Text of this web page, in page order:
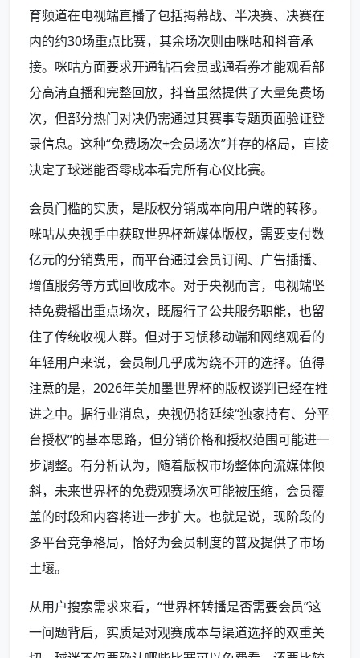
育频道在电视端直播了包括揭幕战、半决赛、决赛在
内的约30场重点比赛，其余场次则由咪咕和抖音承
接。咪咕方面要求开通钻石会员或通看券才能观看部
分高清直播和完整回放，抖音虽然提供了大量免费场
次，但部分热门对决仍需通过其赛事专题页面验证登
录信息。这种“免费场次+会员场次”并存的格局，直接
决定了球迷能否零成本看完所有心仪比赛。
会员门槛的实质，是版权分销成本向用户端的转移。
咪咕从央视手中获取世界杯新媒体版权，需要支付数
亿元的分销费用，而平台通过会员订阅、广告插播、
增值服务等方式回收成本。对于央视而言，电视端坚
持免费播出重点场次，既履行了公共服务职能，也留
住了传统收视人群。但对于习惯移动端和网络观看的
年轻用户来说，会员制几乎成为绕不开的选择。值得
注意的是，2026年美加墨世界杯的版权谈判已经在推
进之中。据行业消息，央视仍将延续“独家持有、分平
台授权”的基本思路，但分销价格和授权范围可能进一
步调整。有分析认为，随着版权市场整体向流媒体倾
斜，未来世界杯的免费观赛场次可能被压缩，会员覆
盖的时段和内容将进一步扩大。也就是说，现阶段的
多平台竞争格局，恰好为会员制度的普及提供了市场
土壤。
从用户搜索需求来看，“世界杯转播是否需要会员”这
一问题背后，实质是对观赛成本与渠道选择的双重关